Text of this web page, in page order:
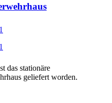
das stationäre
geliefert worden.